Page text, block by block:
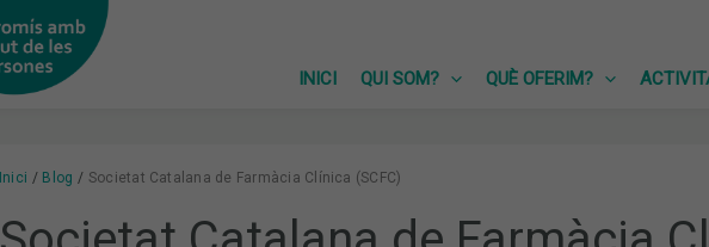
INICI
QUI SOM? QUÈ OFERIM?
Inici Blog Societat Catalana de Farmàcia Clínica (SCFC)